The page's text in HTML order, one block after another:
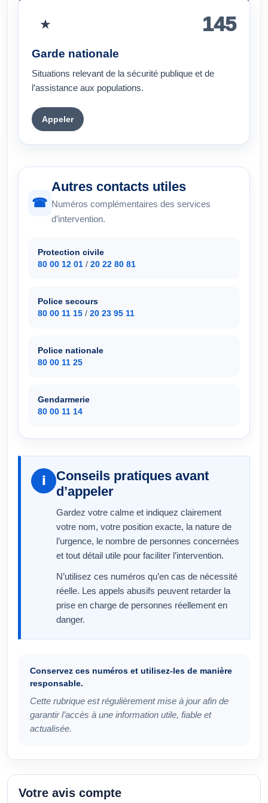
★ 145
Garde nationale
Situations relevant de la sécurité publique et de
l’assistance aux populations.
Appeler
☎
Autres contacts utiles
Numéros complémentaires des services
d’intervention.
Protection civile
80 00 12 01 / 20 22 80 81
Police secours
80 00 11 15 / 20 23 95 11
Police nationale
80 00 11 25
Gendarmerie
80 00 11 14
i
Conseils pratiques avant
d’appeler
Gardez votre calme et indiquez clairement
votre nom, votre position exacte, la nature de
l’urgence, le nombre de personnes concernées
et tout détail utile pour faciliter l’intervention.
N’utilisez ces numéros qu’en cas de nécessité
réelle. Les appels abusifs peuvent retarder la
prise en charge de personnes réellement en
danger.
Conservez ces numéros et utilisez-les de manière
responsable.
Cette rubrique est régulièrement mise à jour afin de
garantir l’accès à une information utile, fiable et
actualisée.
Votre avis compte